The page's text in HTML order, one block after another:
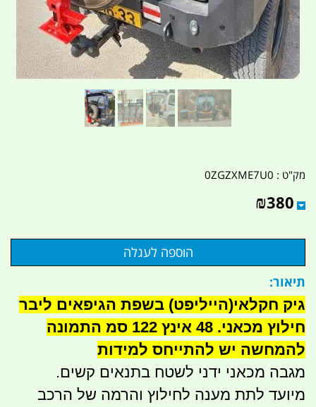
מק"ט : 0ZGZXME7U0
₪380
תיאור:
גיק חקלאי(הייליפט) בשפת הגיפאים ליבר
חילוץ מכאני. 48 אינץ 122 סמ התמונה
להמחשה יש להתייחס למידות
מגבה מכאני ידני לשטח בתנאים קשים.
מיועד לתת מענה לחילוץ והרמה של הרכב